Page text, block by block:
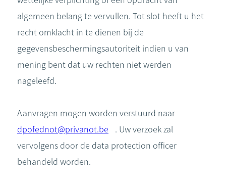
algemeen belang te vervullen. Tot slot heeft u het
recht omklacht in te dienen bij de
gegevensbeschermingsautoriteit indien u van
mening bent dat uw rechten niet werden
nageleefd.
Aanvragen mogen worden verstuurd naar
dpofednot@privanot.be
. Uw verzoek zal
vervolgens door de data protection officer
behandeld worden.